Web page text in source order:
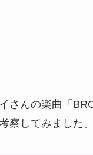
さんの楽曲「
察してみました。